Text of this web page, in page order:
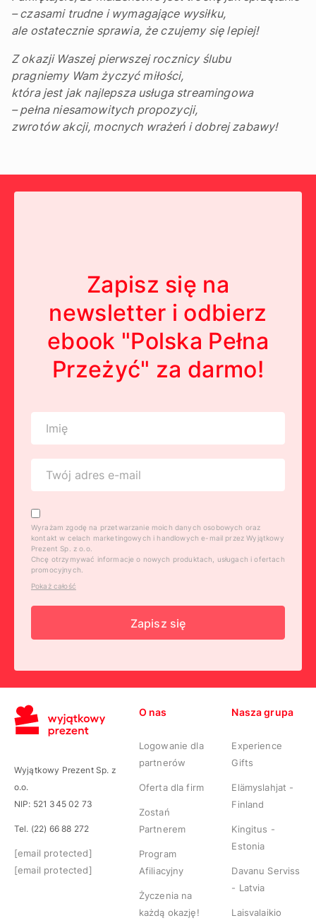
– czasami trudne i wymagające wysiłku,
ale ostatecznie sprawia, że czujemy się lepiej!
Z okazji Waszej pierwszej rocznicy ślubu
pragniemy Wam życzyć miłości,
która jest jak najlepsza usługa streamingowa
– pełna niesamowitych propozycji,
zwrotów akcji, mocnych wrażeń i dobrej zabawy!
Zapisz się na
newsletter i odbierz
ebook "Polska Pełna
Przeżyć" za darmo!
Wyrażam zgodę na przetwarzanie moich danych osobowych oraz
kontakt w celach marketingowych i handlowych e-mail przez Wyjątkowy
Prezent Sp. z o.o.
Chcę otrzymywać informacje o nowych produktach, usługach i ofertach
promocyjnych.
Pokaż całość
Zapisz się
Wyjątkowy Prezent Sp. z
o.o.
NIP: 521 345 02 73
Tel. (22) 66 88 272
[email protected]
[email protected]
O nas
Logowanie dla
partnerów
Oferta dla firm
Zostań
Partnerem
Program
Afiliacyjny
Życzenia na
każdą okazję!
Nasza grupa
Experience
Gifts
Elämyslahjat -
Finland
Kingitus -
Estonia
Davanu Serviss
- Latvia
Laisvalaikio